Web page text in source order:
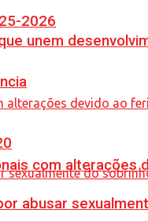
unem
com alterações
2026
abusar